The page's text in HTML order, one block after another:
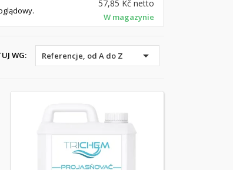
57,85 Kč netto
W magazynie
WG: Referencje, od A do Z 